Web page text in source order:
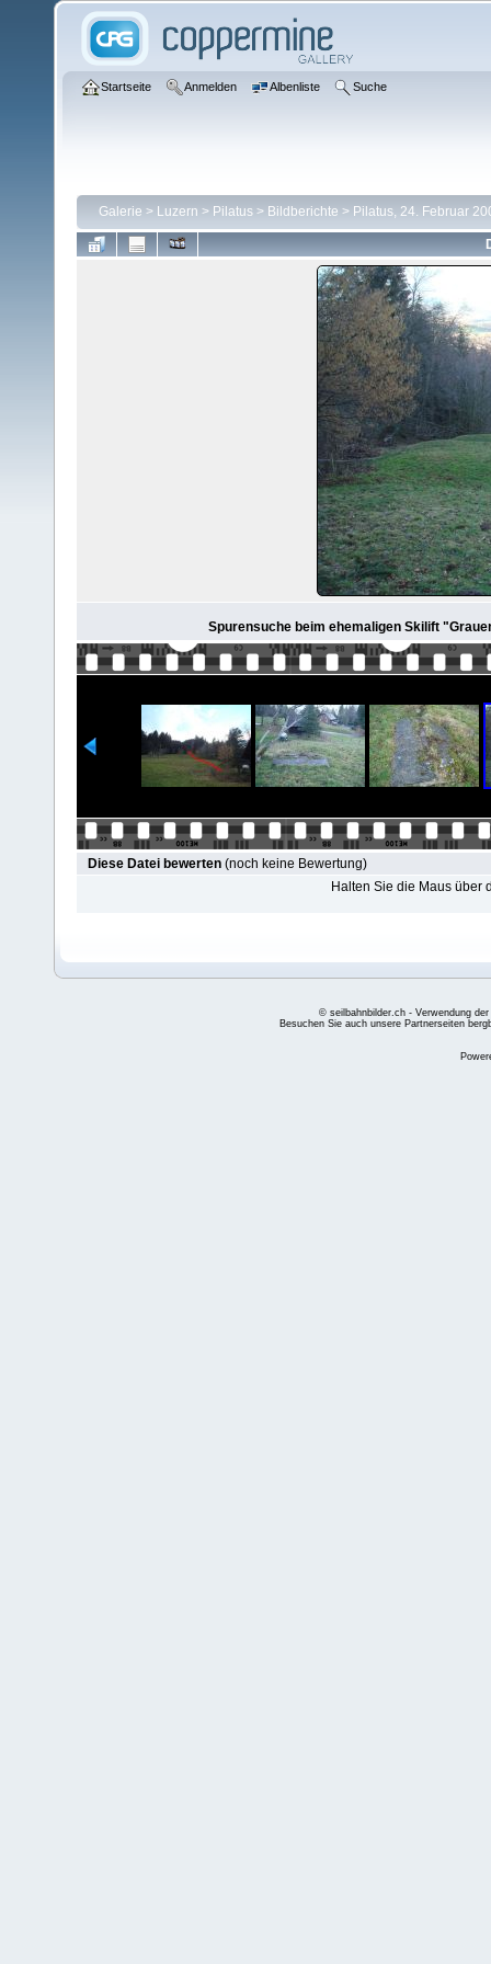
Startseite Anmelden Albenliste Suche
Galerie > Luzern > Pilatus > Bildberichte > Pilatus, 24. Februar
Spurensuche beim ehemaligen Skilift
Diese Datei bewerten (noch keine Bewertung)
Halten Sie die Maus über
© seilbahnbilder.ch - Verwendung
Besuchen Sie auch unsere Partnerseiten